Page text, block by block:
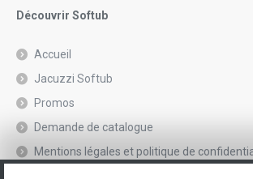
Découvrir Softub
Accueil
Jacuzzi Softub
Promos
Demande de catalogue
Mentions légales et politique de